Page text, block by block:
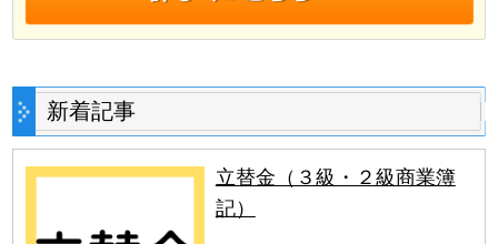
新着記事
立替金（３級・２級商業簿
記）